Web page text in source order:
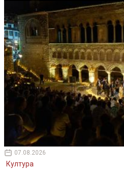
07.08.2026
Култура